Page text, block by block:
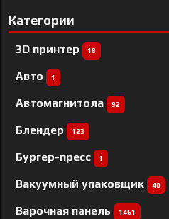
Категории
3D принтер 18
Авто 1
Автомагнитола 92
Блендер 123
Бургер-пресс 1
Вакуумный упаковщик 40
Варочная панель 1461